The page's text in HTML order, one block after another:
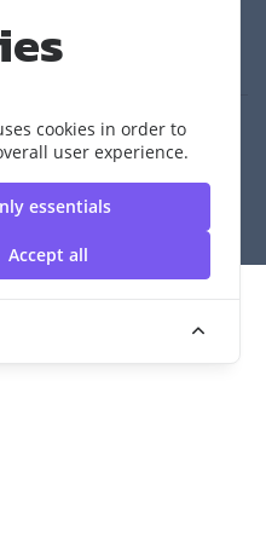
cookies in order to
user experience.
essentials
Accept all
รและเทคโนโลยีสารสนเทศ |
าชมงคลสุวรรณภูมิ